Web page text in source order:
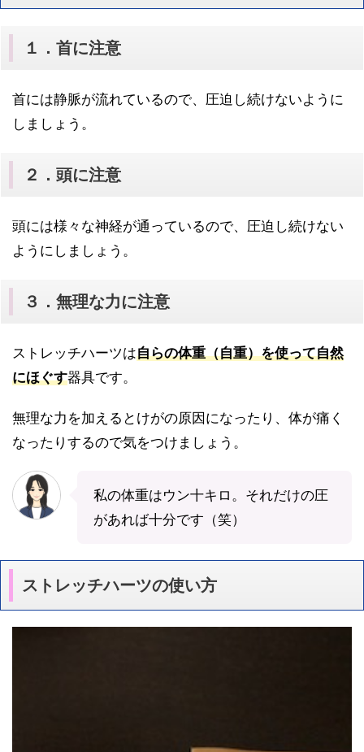
１．首に注意
首には静脈が流れているので、圧迫し続けないように
しましょう。
２．頭に注意
頭には様々な神経が通っているので、圧迫し続けない
ようにしましょう。
３．無理な力に注意
ストレッチハーツは自らの体重（自重）を使って自然
にほぐす器具です。
無理な力を加えるとけがの原因になったり、体が痛く
なったりするので気をつけましょう。
私の体重はウン十キロ。それだけの圧
があれば十分です（笑）
ストレッチハーツの使い方